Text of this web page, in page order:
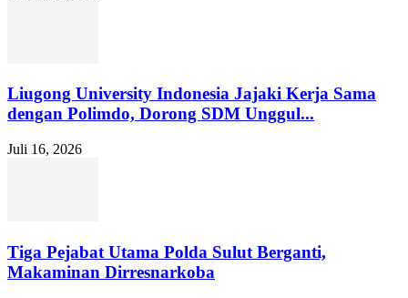
Liugong University Indonesia Jajaki Kerja Sama
dengan Polimdo, Dorong SDM Unggul...
Juli 16, 2026
Tiga Pejabat Utama Polda Sulut Berganti,
Makaminan Dirresnarkoba